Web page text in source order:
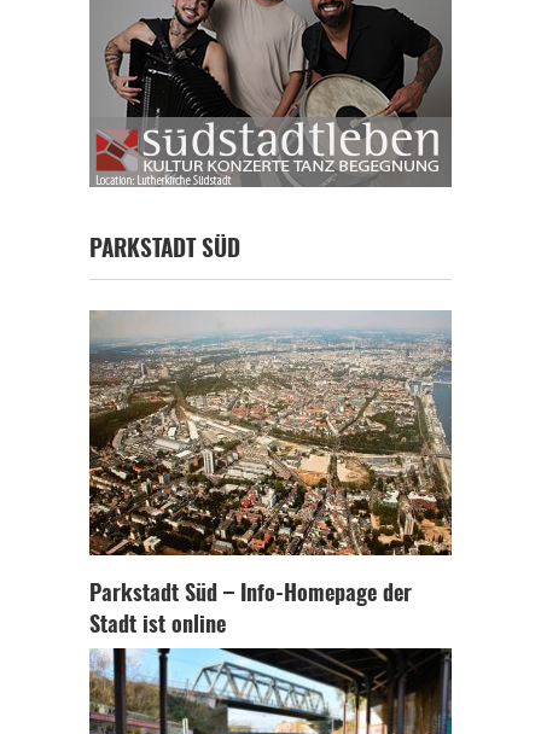
PARKSTADT SÜD
Parkstadt Süd – Info-Homepage der
Stadt ist online